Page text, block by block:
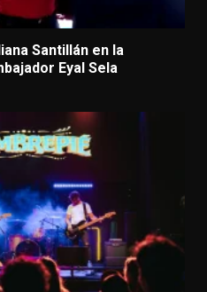
Santillán en la
Eyal Sela